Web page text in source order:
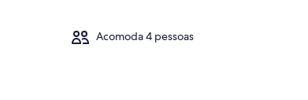
Acomoda 4 pessoas